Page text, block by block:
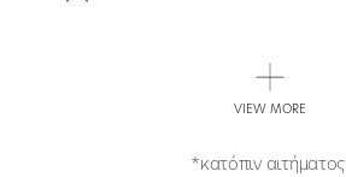
τουαλέτες
VIEW MORE
*κατόπιν αιτήματος